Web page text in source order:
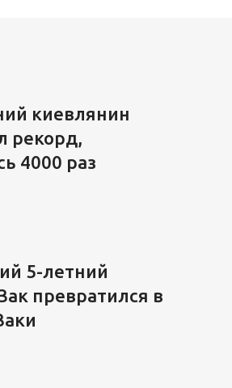
киевлянин
рекорд,
4000 раз
5-летний
превратился в